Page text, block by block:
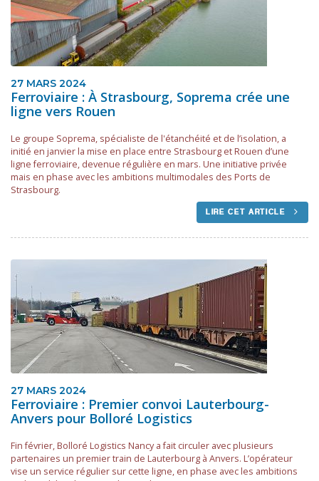
27 MARS 2024
Ferroviaire : À Strasbourg, Soprema crée une
ligne vers Rouen
Le groupe Soprema, spécialiste de l'étanchéité et de l’isolation, a
initié en janvier la mise en place entre Strasbourg et Rouen d’une
ligne ferroviaire, devenue régulière en mars. Une initiative privée
mais en phase avec les ambitions multimodales des Ports de
Strasbourg.
LIRE CET ARTICLE
27 MARS 2024
Ferroviaire : Premier convoi Lauterbourg-
Anvers pour Bolloré Logistics
Fin février, Bolloré Logistics Nancy a fait circuler avec plusieurs
partenaires un premier train de Lauterbourg à Anvers. L’opérateur
vise un service régulier sur cette ligne, en phase avec les ambitions